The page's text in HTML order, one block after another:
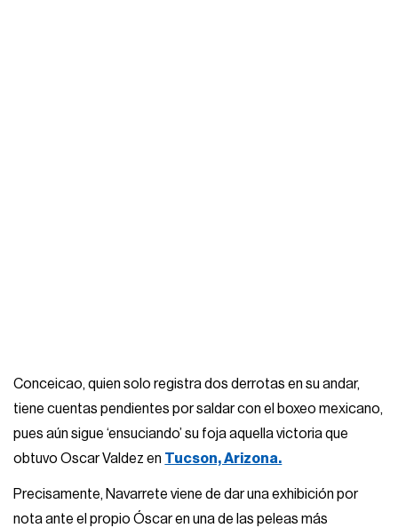
Conceicao, quien solo registra dos derrotas en su andar,
tiene cuentas pendientes por saldar con el boxeo mexicano,
pues aún sigue ‘ensuciando’ su foja aquella victoria que
obtuvo Oscar Valdez en Tucson, Arizona.
Precisamente, Navarrete viene de dar una exhibición por
nota ante el propio Óscar en una de las peleas más